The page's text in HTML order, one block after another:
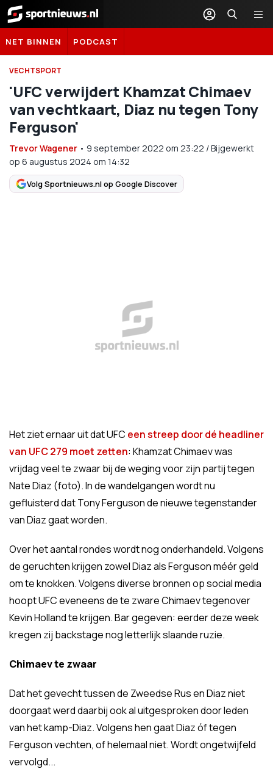
Sportnieuws.nl
NET BINNEN PODCAST
VECHTSPORT
'UFC verwijdert Khamzat Chimaev
van vechtkaart, Diaz nu tegen Tony
Ferguson'
Trevor Wagener • 9 september 2022 om 23:22 /Bijgewerkt
op 6 augustus 2024 om 14:32
Volg Sportnieuws.nl op Google Discover
Het ziet ernaar uit dat UFC een streep door dé headliner
van UFC 279 moet zetten: Khamzat Chimaev was
vrijdag veel te zwaar bij de weging voor zijn partij tegen
Nate Diaz (foto). In de wandelgangen wordt nu
gefluisterd dat Tony Ferguson de nieuwe tegenstander
van Diaz gaat worden.
Over het aantal rondes wordt nog onderhandeld. Volgens
de geruchten krijgen zowel Diaz als Ferguson méér geld
om te knokken. Volgens diverse bronnen op social media
hoopt UFC eveneens de te zware Chimaev tegenover
Kevin Holland te krijgen. Bar gegeven: eerder deze week
kregen zij backstage nog letterlijk slaande ruzie.
Chimaev te zwaar
Dat het gevecht tussen de Zweedse Rus en Diaz niet
doorgaat werd daarbij ook al uitgesproken door leden
van het kamp-Diaz. Volgens hen gaat Diaz óf tegen
Ferguson vechten, of helemaal niet. Wordt ongetwijfeld
vervolgd...